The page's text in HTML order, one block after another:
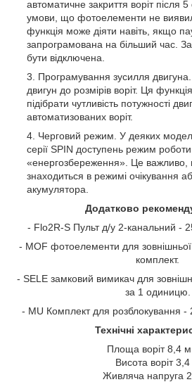
автоматичне закриття воріт після
умови, що фотоелементи не
функція може діяти навіть, якщо
запрограмована на більший час.
бути відключена.
Програмування зусилля
двигун до розмірів воріт. Ця
підібрати чутливість потужності
автоматизованих воріт.
Черговий режим. У деяких
серії SPIN доступень режим роботи
«енергозбереження». Це важливо,
знаходиться в режимі очікування
акумулятора.
Додатково
- Flo2R-S Пульт д/у 2-канальний -
- MOF фотоелементи для
комплект.
- SELE замковий вимикач для
за 1 одиницю.
- MU Комплект для розблокування -
Технічні
Площа воріт 8,4
Висота воріт
Живляча напруга